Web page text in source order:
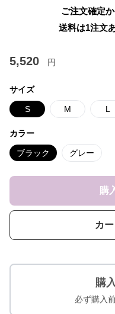
ご注文確定
送料は1注文
5,520 円
サイズ
S M L
カラー
ブラック グレー
購
カ
購
必ず購入